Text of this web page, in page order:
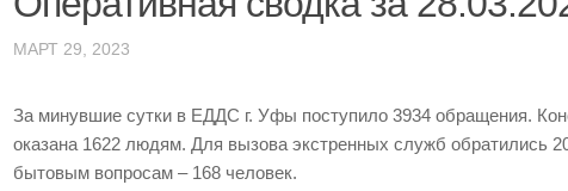
МАРТ 29, 2023
За минувшие сутки в ЕДДС г. Уфы поступило 3934 обращения.
оказана 1622 людям. Для вызова экстренных служб обратились
бытовым вопросам – 168 человек.